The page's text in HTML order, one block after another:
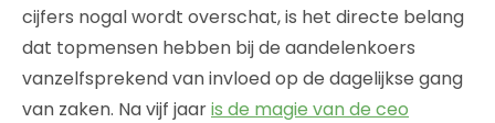
cijfers nogal wordt overschat, is het directe belang
dat topmensen hebben bij de aandelenkoers
vanzelfsprekend van invloed op de dagelijkse gang
van zaken. Na vijf jaaris de magie van de ceo